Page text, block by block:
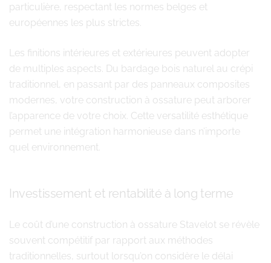
particulière, respectant les normes belges et
européennes les plus strictes.
Les finitions intérieures et extérieures peuvent adopter
de multiples aspects. Du bardage bois naturel au crépi
traditionnel, en passant par des panneaux composites
modernes, votre construction à ossature peut arborer
l’apparence de votre choix. Cette versatilité esthétique
permet une intégration harmonieuse dans n’importe
quel environnement.
Investissement et rentabilité à long terme
Le coût d’une construction à ossature Stavelot se révèle
souvent compétitif par rapport aux méthodes
traditionnelles, surtout lorsqu’on considère le délai